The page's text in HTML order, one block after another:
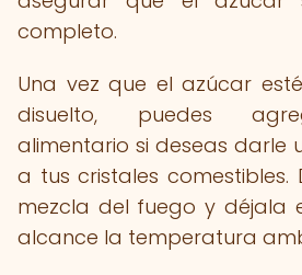
completo.
Una vez que el azúcar
disuelto, puedes
alimentario si deseas darle
a tus cristales comestibles.
mezcla del fuego y déjala
alcance la temperatura